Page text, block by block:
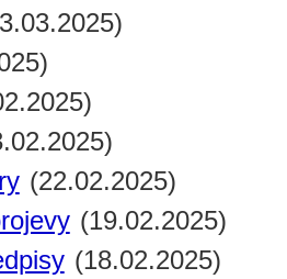
(22.02.2025)
(19.02.2025)
(18.02.2025)